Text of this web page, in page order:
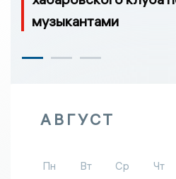
музыкантами
АВГУСТ
Пн Вт Ср Чт